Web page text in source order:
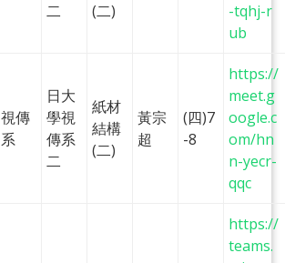
二
(二)
-tqhj-r
ub
視傳
系
日大
學視
傳系
二
紙材
結構
(二)
黃宗
超
(四)7
-8
https://
meet.g
oogle.c
om/hn
n-yecr-
qqc
https://
teams.